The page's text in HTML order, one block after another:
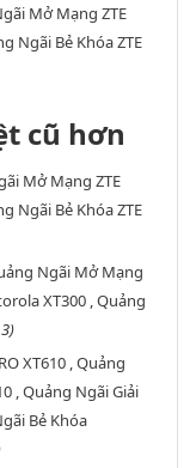
Mở Mạng ZTE
Ngãi Bẻ Khóa ZTE
cũ hơn
Mở Mạng ZTE
Ngãi Bẻ Khóa ZTE
Ngãi Mở Mạng
XT300 , Quảng
XT610 , Quảng
, Quảng Ngãi Giải
Bẻ Khóa